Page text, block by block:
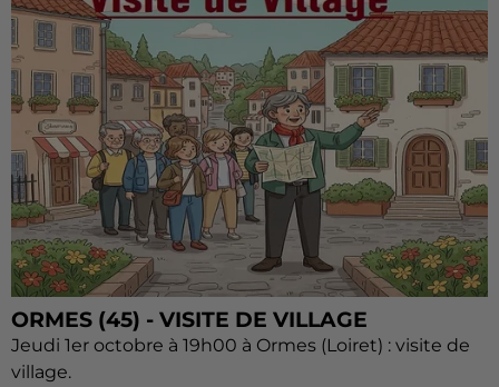
ORMES (45) - VISITE DE VILLAGE
Jeudi 1er octobre à 19h00 à Ormes (Loiret) : visite de
village.